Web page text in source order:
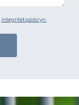
integritetspolicyn.